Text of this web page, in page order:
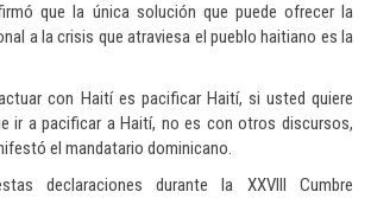
que la única solución que puede ofrecer la
a la crisis que atraviesa el pueblo haitiano es la
con Haití es pacificar Haití, si usted quiere
ir a pacificar a Haití, no es con otros discursos,
el mandatario dominicano.
declaraciones durante la XXVIII Cumbre